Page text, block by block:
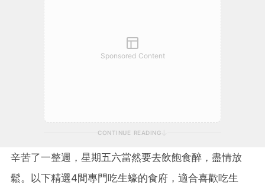
Sponsored Content
CONTINUE READING
辛苦了一整週，星期五六當然要去飲飽食醉，盡情放
鬆。以下精選4間專門吃生蠔的食府，適合喜歡吃生